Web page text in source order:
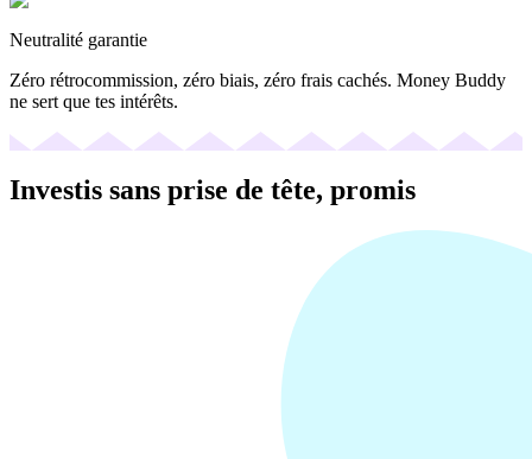
Neutralité garantie
Zéro rétrocommission, zéro biais, zéro frais cachés. Money Buddy
ne sert que tes intérêts.
Investis sans prise de tête, promis